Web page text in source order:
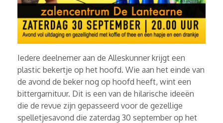
Iedere deelnemer aan de Alleskunner krijgt een
plastic bekertje op het hoofd. Wie aan het einde van
de avond de beker nog op hoofd heeft, wint een
bittergarnituur. Dit is een van de hilarische ideeën
die de revue zijn gepasseerd voor de gezellige
spelletjesavond die zaterdag 30 september op het